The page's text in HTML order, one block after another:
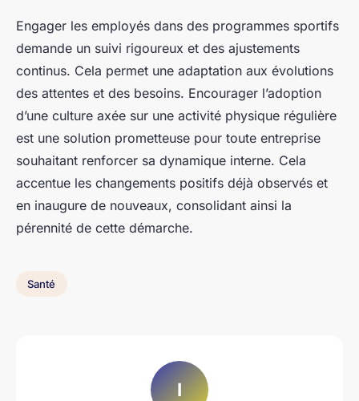
Engager les employés dans des programmes sportifs
demande un suivi rigoureux et des ajustements
continus. Cela permet une adaptation aux évolutions
des attentes et des besoins. Encourager l’adoption
d’une culture axée sur une activité physique régulière
est une solution prometteuse pour toute entreprise
souhaitant renforcer sa dynamique interne. Cela
accentue les changements positifs déjà observés et
en inaugure de nouveaux, consolidant ainsi la
pérennité de cette démarche.
Santé
I